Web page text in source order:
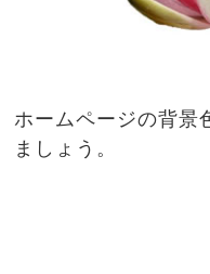
ホームページの背景
ましょう。